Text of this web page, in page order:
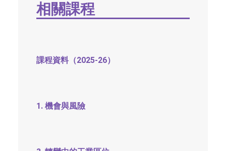
相關課程
課程資料（2025-26）
1. 機會與風險